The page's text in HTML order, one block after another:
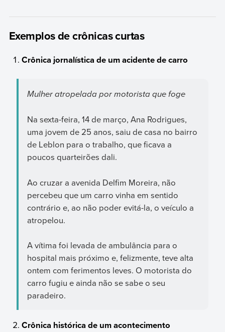
Exemplos de crônicas curtas
Crônica jornalística de um acidente de carro
Mulher atropelada por motorista que foge
Na sexta-feira, 14 de março, Ana Rodrigues,
uma jovem de 25 anos, saiu de casa no bairro
de Leblon para o trabalho, que ficava a
poucos quarteirões dali.
Ao cruzar a avenida Delfim Moreira, não
percebeu que um carro vinha em sentido
contrário e, ao não poder evitá-la, o veículo a
atropelou.
A vítima foi levada de ambulância para o
hospital mais próximo e, felizmente, teve alta
ontem com ferimentos leves. O motorista do
carro fugiu e ainda não se sabe o seu
paradeiro.
Crônica histórica de um acontecimento